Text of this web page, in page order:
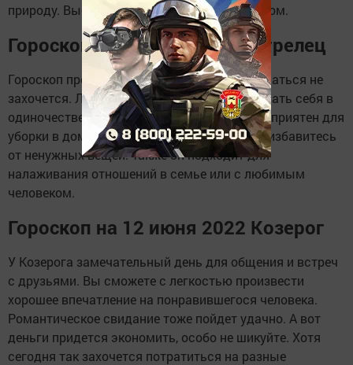
природу. Выбирайте место рядом с водоемом.
Гороскоп на 12 июня 2022 Стрелец
Гороскоп предсказывает, что Стрельцу общаться не
захочется. Лучше всего вы будете чувствовать себя в
одиночестве, или с семьей. Этот день благоприятен для
уборки в доме, может быть вы, наконец-то, избавитесь
от ненужных вещей. Также он подходит для
налаживания отношений в семье или с любимым
человеком.
Гороскоп на 12 июня 2022 Козерог
У Козерога замечательный день для общения и встреч
с друзьями. Вы сможете с легкостью произвести
хорошее впечатление на понравившегося человека.
Романтическое свидание тоже пойдет удачно. А вот
деньги придется экономить, особо не шикуйте. Хотя
сегодня так захочется потратиться на разные